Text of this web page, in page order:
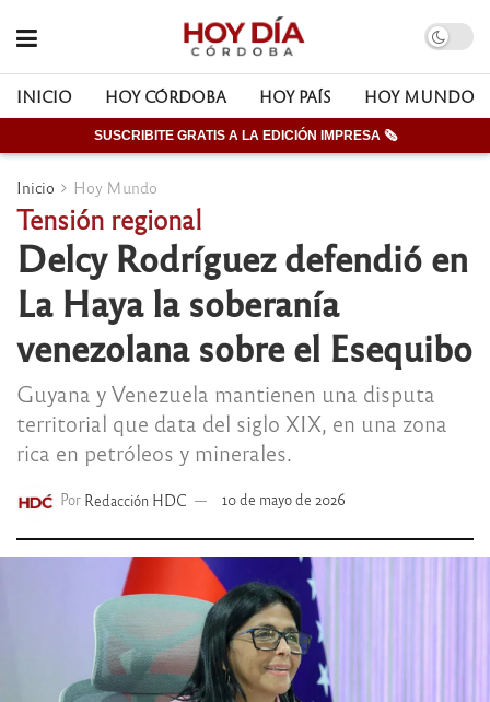
INICIO HOY CÓRDOBA HOY PAÍS HOY MUNDO
SUSCRIBITE GRATIS A LA EDICIÓN IMPRESA 🗞
Inicio Hoy Mundo
Tensión regional
Delcy Rodríguez defendió en
La Haya la soberanía
venezolana sobre el Esequibo
Guyana y Venezuela mantienen una disputa
territorial que data del siglo XIX, en una zona
rica en petróleos y minerales.
Por Redacción HDC 10 de mayo de 2026